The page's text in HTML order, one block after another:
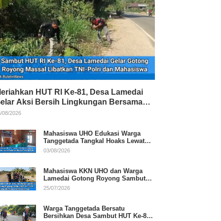
HUT RI Ke-81, Desa Lamedai
Aksi Bersih Lingkungan Bersama
Polri
08/2026
Mahasiswa UHO Edukasi Warga
Tanggetada Tangkal Hoaks Lewat
Program Literasi
03/08/2026
Mahasiswa KKN UHO dan Warga
Lamedai Gotong Royong Sambut
HUT Ke-81 RI
25/07/2026
Warga Tanggetada Bersatu
Bersihkan Desa Sambut HUT Ke-81